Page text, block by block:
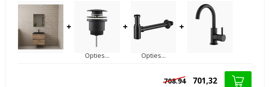
+
Opties...
+
Opties...
+
708.94 701,32